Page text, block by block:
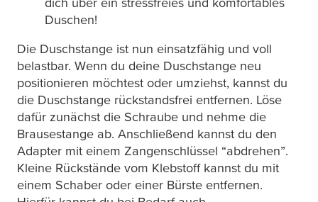
Duschen!
Die Duschstange ist nun einsatzfähig und voll
belastbar. Wenn du deine Duschstange neu
positionieren möchtest oder umziehst, kannst du
die Duschstange rückstandsfrei entfernen. Löse
dafür zunächst die Schraube und nehme die
Brausestange ab. Anschließend kannst du den
Adapter mit einem Zangenschlüssel “abdrehen”.
Kleine Rückstände vom Klebstoff kannst du mit
einem Schaber oder einer Bürste entfernen.